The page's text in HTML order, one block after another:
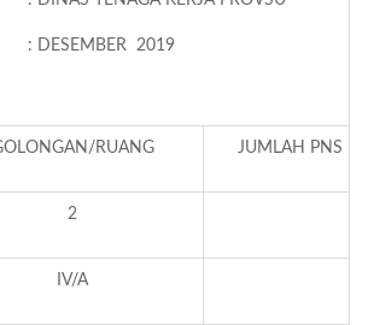
2019
RUANG JUMLAH PNS
2
IV/A